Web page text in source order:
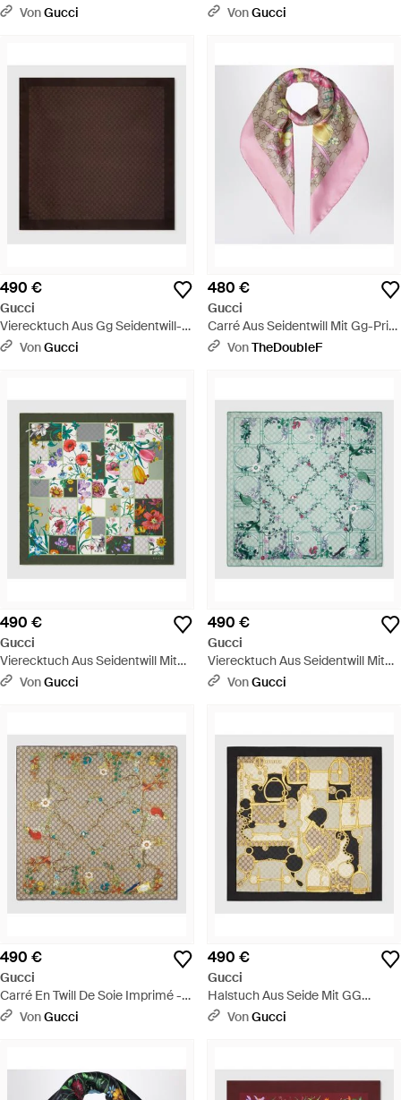
Seidenjacquard Mit Print -
VonGucci Print - Pink
VonGucci
490 €
Gucci
Vierecktuch Aus Gg Seidentwill-
Jacquard - Braun
VonGucci
480 €
Gucci
Carré Aus Seidentwill Mit Gg-Print
- PinkVonTheDoubleF
490 €
Gucci
Vierecktuch Aus Seidentwill Mit
Print - Grün
VonGucci
490 €
Gucci
Vierecktuch Aus Seidentwill Mit
Print - Grün
VonGucci
490 €
Gucci
Carré En Twill De Soie Imprimé -
Braun
VonGucci
490 €
Gucci
Halstuch Aus Seide Mit GG
Horsebit - Mettallic
VonGucci